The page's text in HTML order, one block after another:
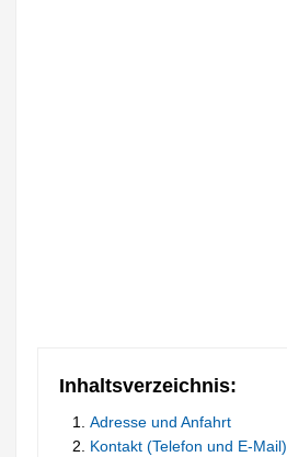
Inhaltsverzeichnis:
Adresse und Anfahrt
Kontakt (Telefon und E-Mail)